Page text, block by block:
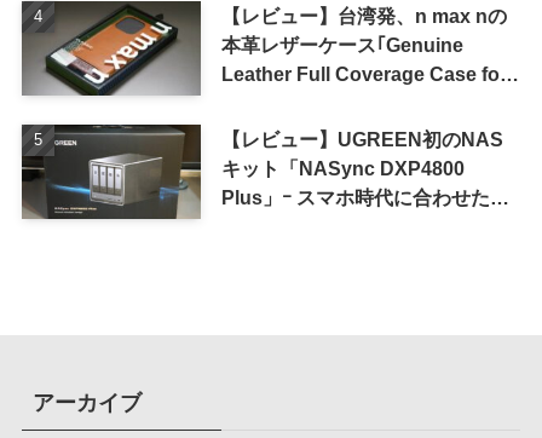
【レビュー】台湾発、n max nの
本革レザーケース｢Genuine
Leather Full Coverage Case for
【レビュー】UGREEN初のNAS
キット「NASync DXP4800
Plus」ｰ スマホ時代に合わせた設
アーカイブ